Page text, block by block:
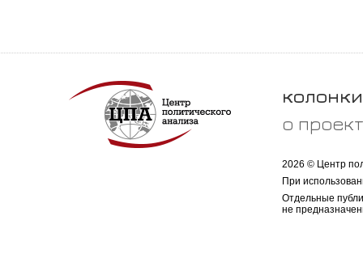
колонки
о
2026 © Центр
При
Отдельные
не